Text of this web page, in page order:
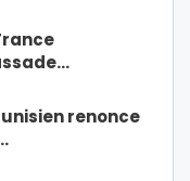
renonce